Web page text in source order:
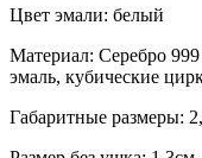
Цвет эмали: белый
Материал: Серебро
эмаль, кубические
Габаритные размеры: